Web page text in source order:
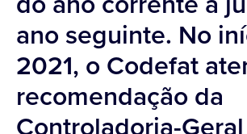
ano seguinte. No
2021, o Codefat
recomendação da
Controladoria-